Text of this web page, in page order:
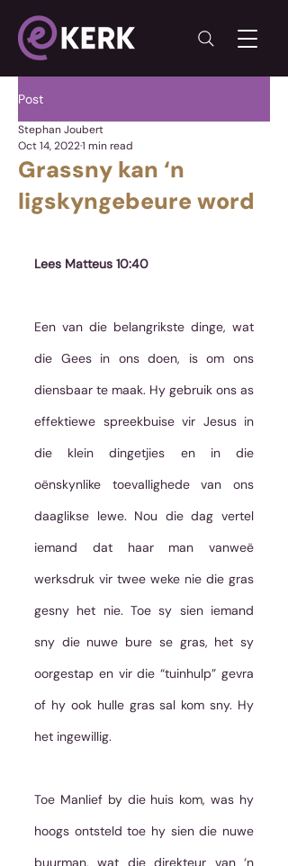
Post
Grassny kan ‘n
ligskyngebeure word
Stephan Joubert
Oct 14, 20221 min read
Lees Matteus 10:40
Een van die belangrikste dinge, wat
die Gees in ons doen, is om ons
diensbaar te maak. Hy gebruik ons as
effektiewe spreekbuise vir Jesus in
die klein dingetjies en in die
oënskynlike toevallighede van ons
daaglikse lewe. Nou die dag vertel
iemand dat haar man vanweë
werksdruk vir twee weke nie die gras
gesny het nie. Toe sy sien iemand
sny die nuwe bure se gras, het sy
oorgestap en vir die “tuinhulp” gevra
of hy ook hulle gras sal kom sny. Hy
het ingewillig.
Toe Manlief by die huis kom, was hy
hoogs ontsteld toe hy sien die nuwe
buurman, wat die direkteur van ‘n